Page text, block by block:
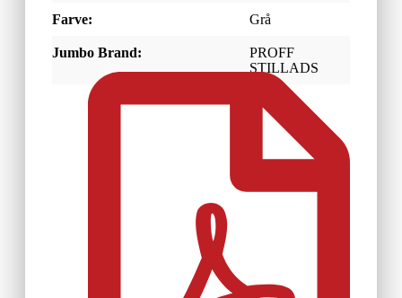
Farve: Grå
Jumbo Brand:
PROFF
STILLADS